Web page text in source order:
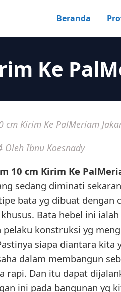
Beranda
Ke
cm Kirim Ke PalMeriam
Oleh Ibnu Koesnady
10 cm Kirim Ke
sedang diminati
bata yg dibuat dengan
Bata hebel ini
pelaku konstruksi yg
siapa diantara kita
dalam membangun
rapi. Dan itu dapat
ini pada bangunan yg